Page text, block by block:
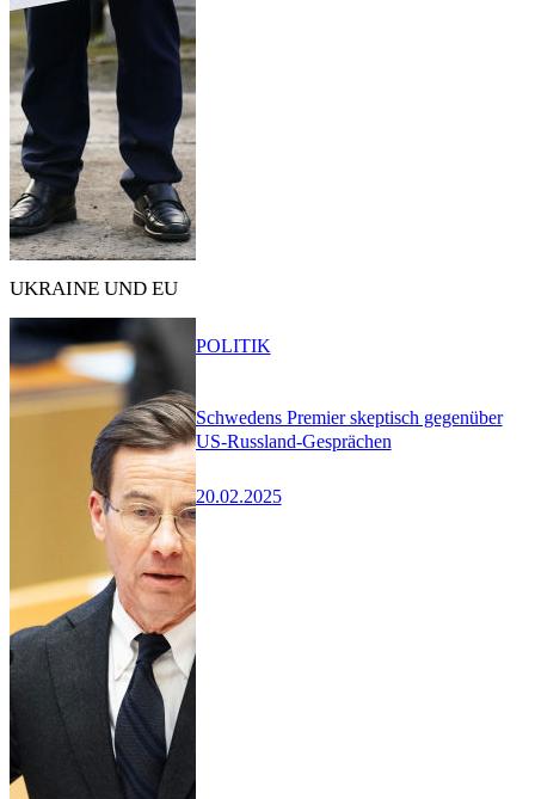
UKRAINE UND EU
Schwedens Premier skeptisch gegenüber
US-Russland-Gesprächen
20.02.2025
POLITIK